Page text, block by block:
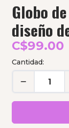
Globo
diseño
C$99.00
Cantidad: